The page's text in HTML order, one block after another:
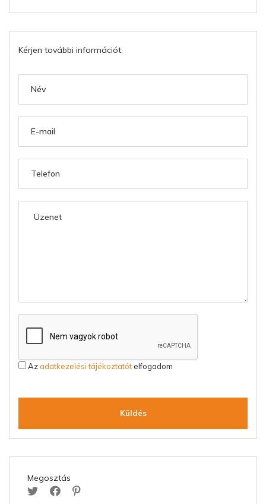
Kérjen további információt:
Azadatkezelési tájékoztatót elfogadom
Küldés
Megosztás